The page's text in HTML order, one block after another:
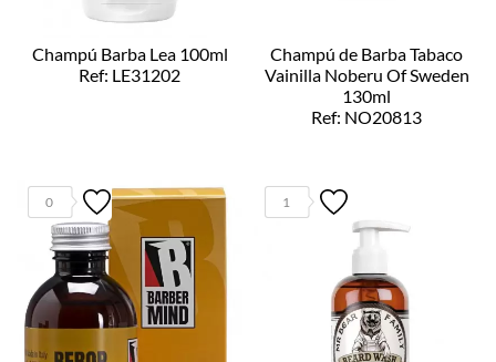
Champú Barba Lea 100ml
Ref: LE31202
Champú de Barba Tabaco
Vainilla Noberu Of Sweden
130ml
Ref: NO20813
0 1